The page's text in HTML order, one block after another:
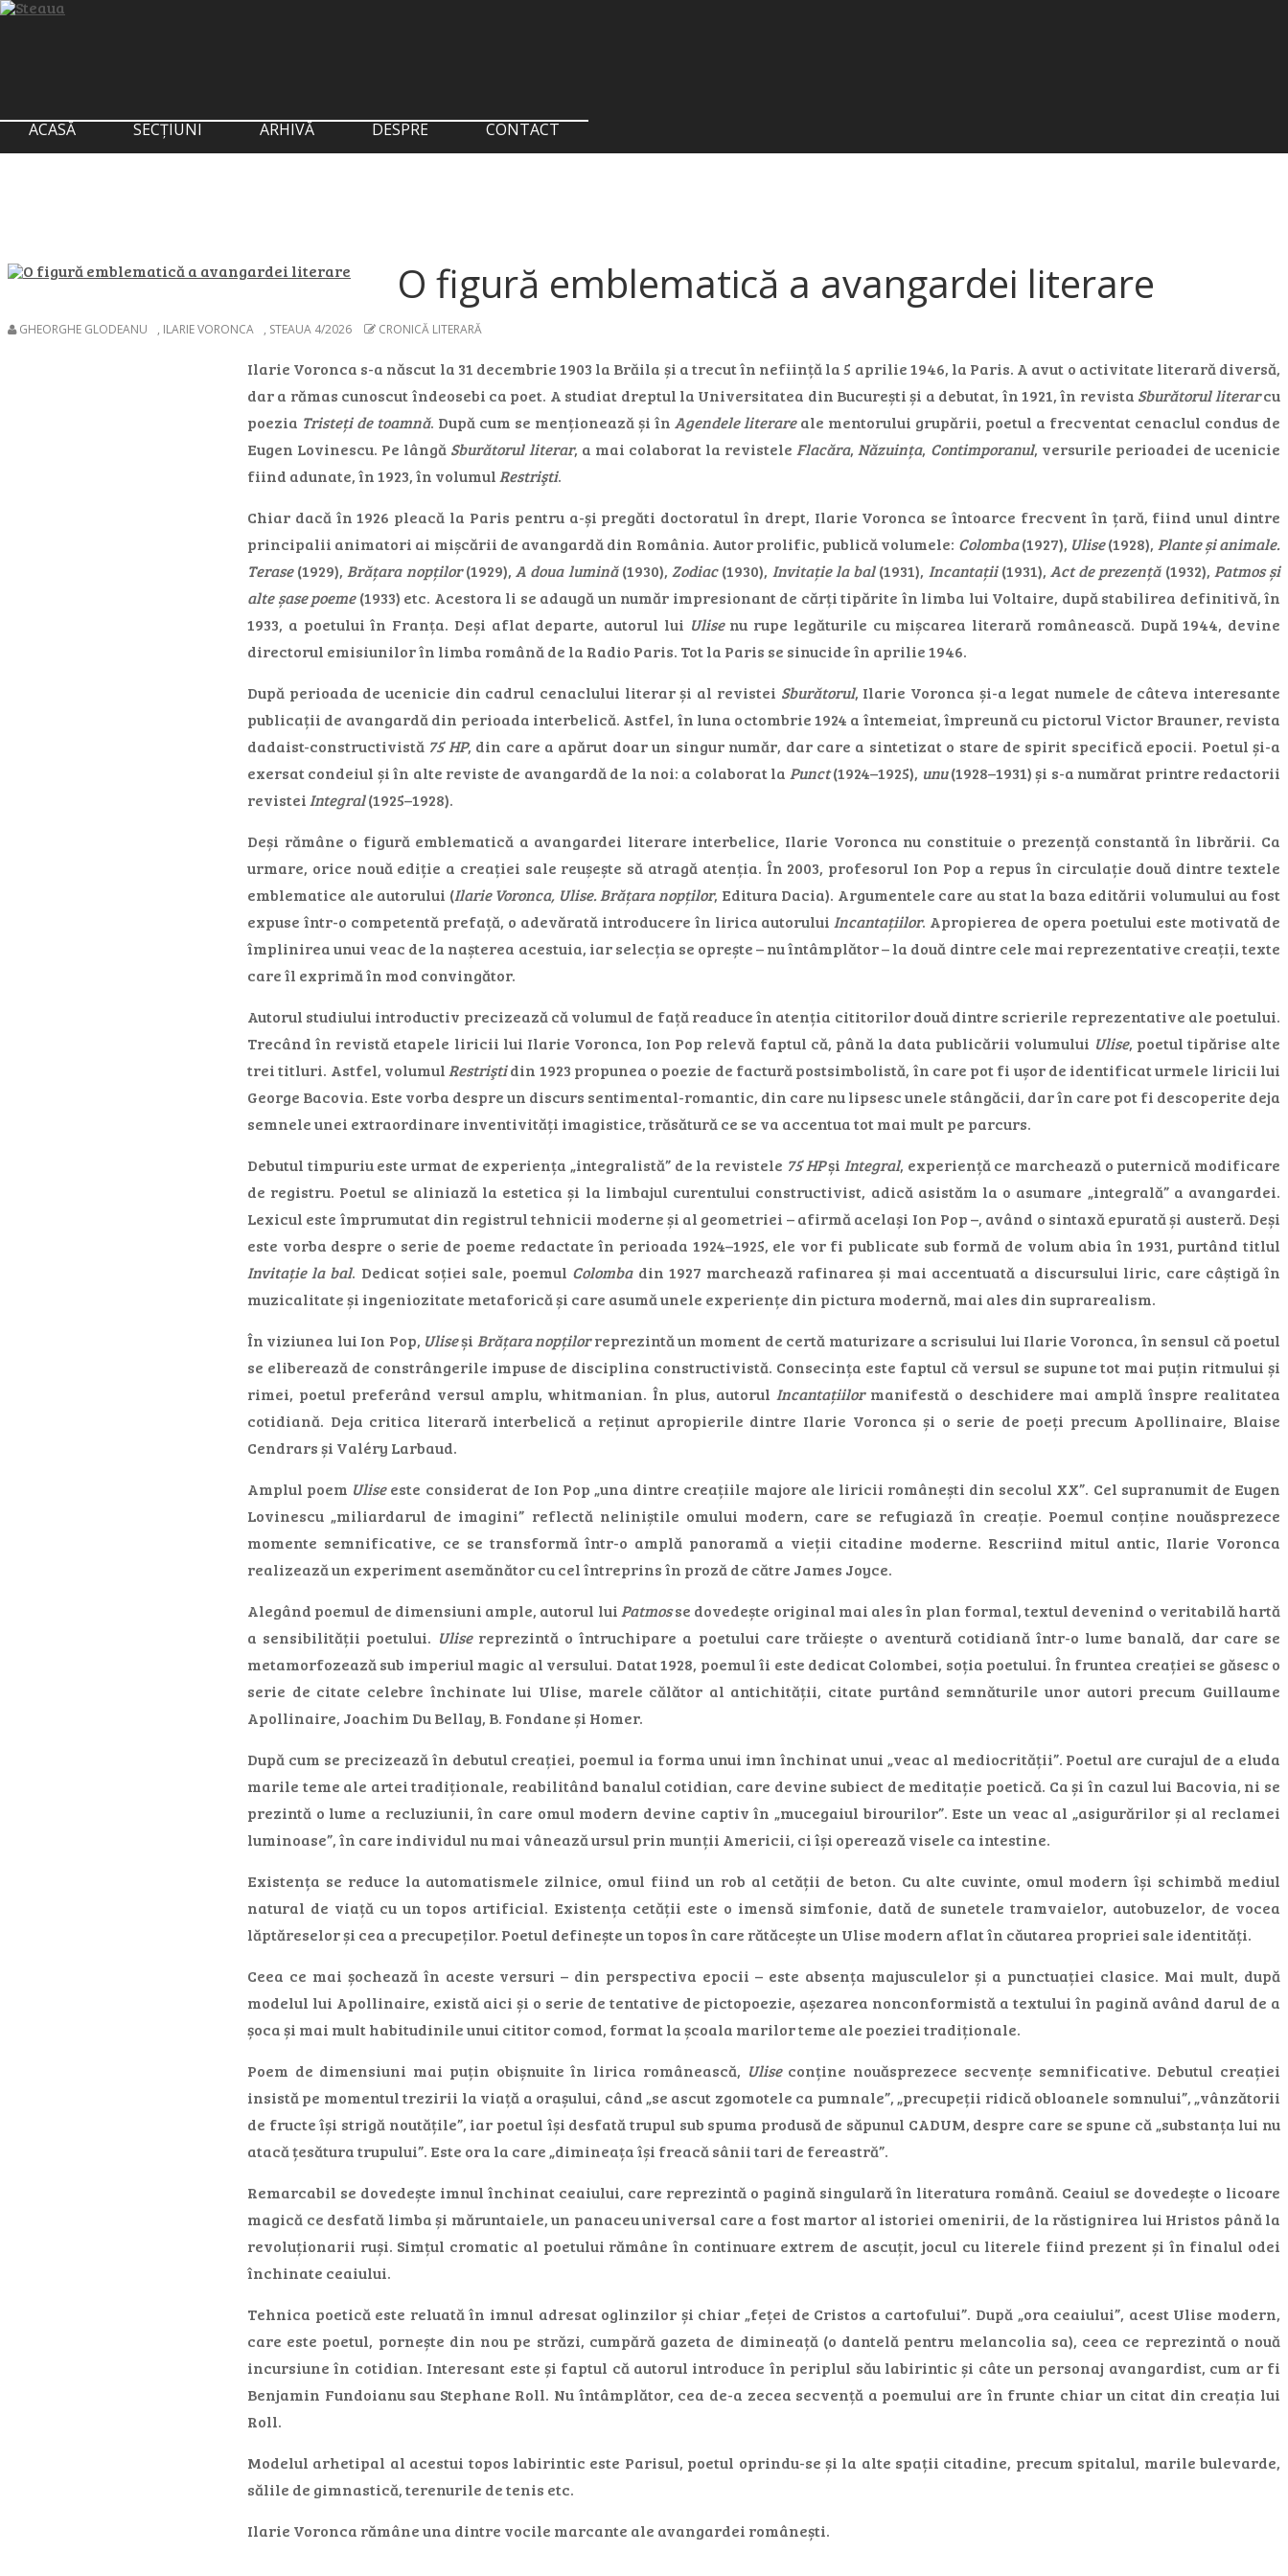
ACASĂ SECȚIUNI ARHIVĂ DESPRE CONTACT
O figură emblematică a avangardei literare
GHEORGHE GLODEANU , ILARIE VORONCA , STEAUA 4/2026 CRONICĂ LITERARĂ
Ilarie Voronca s-a născut la 31 decembrie 1903 la Brăila și a trecut în neființă la 5 aprilie 1946, la Paris. A avut o activitate literară diversă,
dar a rămas cunoscut îndeosebi ca poet. A studiat dreptul la Universitatea din București și a debutat, în 1921, în revista Sburătorul literarcu
poezia Tristeți de toamnă. După cum se menționează și în Agendele literareale mentorului grupării, poetul a frecventat cenaclul condus de
Eugen Lovinescu. Pe lângă Sburătorul literar, a mai colaborat la revistele Flacăra, Năzuința, Contimporanul, versurile perioadei de ucenicie
fiind adunate, în 1923, în volumul Restrişti.
Chiar dacă în 1926 pleacă la Paris pentru a-și pregăti doctoratul în drept, Ilarie Voronca se întoarce frecvent în țară, fiind unul dintre
principalii animatori ai mișcării de avangardă din România. Autor prolific, publică volumele: Colomba(1927), Ulise(1928), Plante și animale.
Terase(1929), Brățara nopților(1929),A doua lumină(1930), Zodiac(1930), Invitație la bal(1931), Incantații(1931), Act de prezență(1932), Patmos și
alte șase poeme(1933) etc. Acestora li se adaugă un număr impresionant de cărți tipărite în limba lui Voltaire, după stabilirea definitivă, în
1933, a poetului în Franța. Deși aflat departe, autorul lui Ulisenu rupe legăturile cu mișcarea literară românească. După 1944, devine
directorul emisiunilor în limba română de la Radio Paris. Tot la Paris se sinucide în aprilie 1946.
După perioada de ucenicie din cadrul cenaclului literar și al revistei Sburătorul, Ilarie Voronca și-a legat numele de câteva interesante
publicații de avangardă din perioada interbelică. Astfel, în luna octombrie 1924 a întemeiat, împreună cu pictorul Victor Brauner, revista
dadaist-constructivistă 75 HP, din care a apărut doar un singur număr, dar care a sintetizat o stare de spirit specifică epocii. Poetul și-a
exersat condeiul și în alte reviste de avangardă de la noi: a colaborat la Punct(1924–1925), unu(1928–1931) și s-a numărat printre redactorii
revistei Integral(1925–1928).
Deși rămâne o figură emblematică a avangardei literare interbelice, Ilarie Voronca nu constituie o prezență constantă în librării. Ca
urmare, orice nouă ediție a creației sale reușește să atragă atenția. În 2003, profesorul Ion Pop a repus în circulație două dintre textele
emblematice ale autorului (Ilarie Voronca, Ulise. Brățara nopților, Editura Dacia). Argumentele care au stat la baza editării volumului au fost
expuse într-o competentă prefață, o adevărată introducere în lirica autorului Incantațiilor. Apropierea de opera poetului este motivată de
împlinirea unui veac de la nașterea acestuia, iar selecția se oprește – nu întâmplător – la două dintre cele mai reprezentative creații, texte
care îl exprimă în mod convingător.
Autorul studiului introductiv precizează că volumul de față readuce în atenția cititorilor două dintre scrierile reprezentative ale poetului.
Trecând în revistă etapele liricii lui Ilarie Voronca, Ion Pop relevă faptul că, până la data publicării volumului Ulise, poetul tipărise alte
trei titluri. Astfel, volumul Restriştidin 1923 propunea o poezie de factură postsimbolistă, în care pot fi ușor de identificat urmele liricii lui
George Bacovia. Este vorba despre un discurs sentimental-romantic, din care nu lipsesc unele stângăcii, dar în care pot fi descoperite deja
semnele unei extraordinare inventivități imagistice, trăsătură ce se va accentua tot mai mult pe parcurs.
Debutul timpuriu este urmat de experiența „integralistă” de la revistele 75 HPși Integral, experiență ce marchează o puternică modificare
de registru. Poetul se aliniază la estetica și la limbajul curentului constructivist, adică asistăm la o asumare „integrală” a avangardei.
Lexicul este împrumutat din registrul tehnicii moderne și al geometriei – afirmă același Ion Pop –, având o sintaxă epurată și austeră. Deși
este vorba despre o serie de poeme redactate în perioada 1924–1925, ele vor fi publicate sub formă de volum abia în 1931, purtând titlul
Invitație la bal. Dedicat soției sale, poemul Colombadin 1927 marchează rafinarea și mai accentuată a discursului liric, care câștigă în
muzicalitate și ingeniozitate metaforică și care asumă unele experiențe din pictura modernă, mai ales din suprarealism.
În viziunea lui Ion Pop, Uliseși Brățara nopțilorreprezintă un moment de certă maturizare a scrisului lui Ilarie Voronca, în sensul că poetul
se eliberează de constrângerile impuse de disciplina constructivistă. Consecința este faptul că versul se supune tot mai puțin ritmului și
rimei, poetul preferând versul amplu, whitmanian. În plus, autorul Incantațiilormanifestă o deschidere mai amplă înspre realitatea
cotidiană. Deja critica literară interbelică a reținut apropierile dintre Ilarie Voronca și o serie de poeți precum Apollinaire, Blaise
Cendrars și Valéry Larbaud.
Amplul poem Uliseeste considerat de Ion Pop „una dintre creațiile majore ale liricii românești din secolul XX”. Cel supranumit de Eugen
Lovinescu „miliardarul de imagini” reflectă neliniștile omului modern, care se refugiază în creație. Poemul conține nouăsprezece
momente semnificative, ce se transformă într-o amplă panoramă a vieții citadine moderne. Rescriind mitul antic, Ilarie Voronca
realizează un experiment asemănător cu cel întreprins în proză de către James Joyce.
Alegând poemul de dimensiuni ample, autorul lui Patmosse dovedește original mai ales în plan formal, textul devenind o veritabilă hartă
a sensibilității poetului. Ulisereprezintă o întruchipare a poetului care trăiește o aventură cotidiană într-o lume banală, dar care se
metamorfozează sub imperiul magic al versului. Datat 1928, poemul îi este dedicat Colombei, soția poetului. În fruntea creației se găsesc o
serie de citate celebre închinate lui Ulise, marele călător al antichității, citate purtând semnăturile unor autori precum Guillaume
Apollinaire, Joachim Du Bellay, B. Fondane și Homer.
După cum se precizează în debutul creației, poemul ia forma unui imn închinat unui „veac al mediocrității”. Poetul are curajul de a eluda
marile teme ale artei tradiționale, reabilitând banalul cotidian, care devine subiect de meditație poetică. Ca și în cazul lui Bacovia, ni se
prezintă o lume a recluziunii, în care omul modern devine captiv în „mucegaiul birourilor”. Este un veac al „asigurărilor și al reclamei
luminoase”, în care individul nu mai vânează ursul prin munții Americii, ci își operează visele ca intestine.
Existența se reduce la automatismele zilnice, omul fiind un rob al cetății de beton. Cu alte cuvinte, omul modern își schimbă mediul
natural de viață cu un topos artificial. Existența cetății este o imensă simfonie, dată de sunetele tramvaielor, autobuzelor, de vocea
lăptăreselor și cea a precupeților. Poetul definește un topos în care rătăcește un Ulise modern aflat în căutarea propriei sale identități.
Ceea ce mai șochează în aceste versuri – din perspectiva epocii – este absența majusculelor și a punctuației clasice. Mai mult, după
modelul lui Apollinaire, există aici și o serie de tentative de pictopoezie, așezarea nonconformistă a textului în pagină având darul de a
șoca și mai mult habitudinile unui cititor comod, format la școala marilor teme ale poeziei tradiționale.
Poem de dimensiuni mai puțin obișnuite în lirica românească, Uliseconține nouăsprezece secvențe semnificative. Debutul creației
insistă pe momentul trezirii la viață a orașului, când „se ascut zgomotele ca pumnale”, „precupeții ridică obloanele somnului”, „vânzătorii
de fructe își strigă noutățile”, iar poetul își desfată trupul sub spuma produsă de săpunul CADUM, despre care se spune că „substanța lui nu
atacă țesătura trupului”. Este ora la care „dimineața își freacă sânii tari de fereastră”.
Remarcabil se dovedește imnul închinat ceaiului, care reprezintă o pagină singulară în literatura română. Ceaiul se dovedește o licoare
magică ce desfată limba și măruntaiele, un panaceu universal care a fost martor al istoriei omenirii, de la răstignirea lui Hristos până la
revoluționarii ruși. Simțul cromatic al poetului rămâne în continuare extrem de ascuțit, jocul cu literele fiind prezent și în finalul odei
închinate ceaiului.
Tehnica poetică este reluată în imnul adresat oglinzilor și chiar „feței de Cristos a cartofului”. După „ora ceaiului”, acest Ulise modern,
care este poetul, pornește din nou pe străzi, cumpără gazeta de dimineață (o dantelă pentru melancolia sa), ceea ce reprezintă o nouă
incursiune în cotidian. Interesant este și faptul că autorul introduce în periplul său labirintic și câte un personaj avangardist, cum ar fi
Benjamin Fundoianu sau Stephane Roll. Nu întâmplător, cea de-a zecea secvență a poemului are în frunte chiar un citat din creația lui
Roll.
Modelul arhetipal al acestui topos labirintic este Parisul, poetul oprindu-se și la alte spații citadine, precum spitalul, marile bulevarde,
sălile de gimnastică, terenurile de tenis etc.
Ilarie Voronca rămâne una dintre vocile marcante ale avangardei românești.